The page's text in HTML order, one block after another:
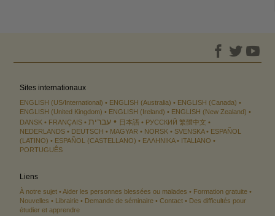
Sites internationaux
ENGLISH (US/International) ENGLISH (Australia)
ENGLISH (Canada)
ENGLISH (United Kingdom)
ENGLISH (Ireland)
ENGLISH (New Zealand)
DANSK
FRANÇAIS עברית 日本語 РУССКИЙ 繁體中文
NEDERLANDS
DEUTSCH MAGYAR NORSK SVENSKA
ESPAÑOL
(LATINO)
ESPAÑOL (CASTELLANO) ΕΛΛΗΝΙΚA
ITALIANO
PORTUGUÊS
Liens
À notre sujet Aider les personnes blessées ou malades
Formation gratuite
Nouvelles
Librairie Demande de séminaire Contact
Des difficultés pour
étudier et apprendre